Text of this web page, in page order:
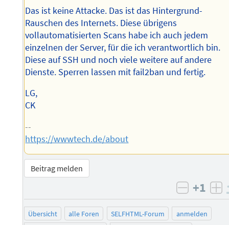
Das ist keine Attacke. Das ist das Hintergrund-
Rauschen des Internets. Diese übrigens
vollautomatisierten Scans habe ich auch jedem
einzelnen der Server, für die ich verantwortlich bin.
Diese auf SSH und noch viele weitere auf andere
Dienste. Sperren lassen mit fail2ban und fertig.
LG,
CK
--
https://wwwtech.de/about
Beitrag melden
negativ
+1
Übersicht alle Foren SELFHTML-Forum
anmelden